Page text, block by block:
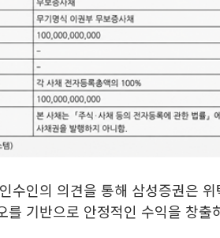
수인의 의견을 통해 삼성증권은
를 기반으로 안정적인 수익을 창출